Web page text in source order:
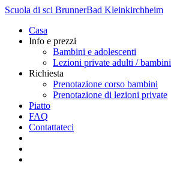
Scuola di sci BrunnerBad Kleinkirchheim
Casa
Info e prezzi
Bambini e adolescenti
Lezioni private adulti / bambini
Richiesta
Prenotazione corso bambini
Prenotazione di lezioni private
Piatto
FAQ
Contattateci